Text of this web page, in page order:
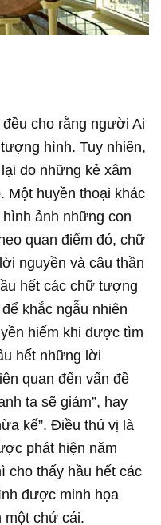
cho rằng người Ai
hình. Tuy nhiên,
do những kẻ xâm
Một huyền thoại khác
ảnh những con
quan điểm đó, chữ
nguyền và câu thần
hết các chữ tượng
khắc ngẫu nhiên
hiếm khi được tìm
hết những lời
quan đến vấn đề
ta sẽ giảm”, hay
kế”. Điều thú vị là
phát hiện năm
cho thấy hầu hết các
được minh họa
một chứ cái.